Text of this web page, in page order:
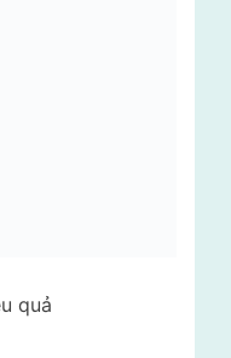
quả